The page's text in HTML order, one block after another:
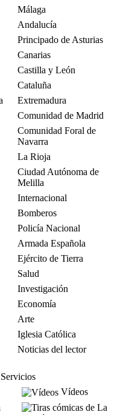
Málaga
Andalucía
Principado de Asturias
Canarias
Castilla y León
Cataluña
Extremadura
Comunidad de Madrid
Comunidad Foral de
Navarra
La Rioja
Ciudad Autónoma de
Melilla
Internacional
Bomberos
Policía Nacional
Armada Española
Ejército de Tierra
Salud
Investigación
Economía
Arte
Iglesia Católica
Noticias del lector
Servicios
Vídeos